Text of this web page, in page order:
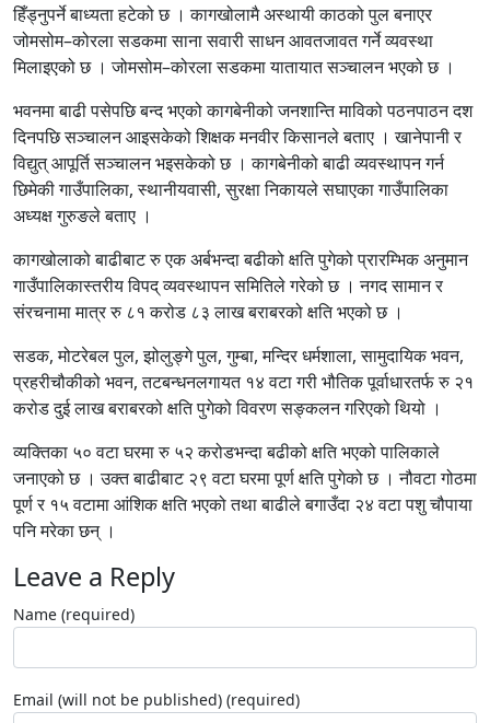
हिँड्नुपर्ने बाध्यता हटेको छ । कागखोलामै अस्थायी काठको पुल बनाएर
जोमसोम–कोरला सडकमा साना सवारी साधन आवतजावत गर्ने व्यवस्था
मिलाइएको छ । जोमसोम–कोरला सडकमा यातायात सञ्चालन भएको छ ।
भवनमा बाढी पसेपछि बन्द भएको कागबेनीको जनशान्ति माविको पठनपाठन दश
दिनपछि सञ्चालन आइसकेको शिक्षक मनवीर किसानले बताए । खानेपानी र
विद्युत् आपूर्ति सञ्चालन भइसकेको छ । कागबेनीको बाढी व्यवस्थापन गर्न
छिमेकी गाउँपालिका, स्थानीयवासी, सुरक्षा निकायले सघाएका गाउँपालिका
अध्यक्ष गुरुङले बताए ।
कागखोलाको बाढीबाट रु एक अर्बभन्दा बढीको क्षति पुगेको प्रारम्भिक अनुमान
गाउँपालिकास्तरीय विपद् व्यवस्थापन समितिले गरेको छ । नगद सामान र
संरचनामा मात्र रु ८१ करोड ८३ लाख बराबरको क्षति भएको छ ।
सडक, मोटरेबल पुल, झोलुङ्गे पुल, गुम्बा, मन्दिर धर्मशाला, सामुदायिक भवन,
प्रहरीचौकीको भवन, तटबन्धनलगायत १४ वटा गरी भौतिक पूर्वाधारतर्फ रु २१
करोड दुई लाख बराबरको क्षति पुगेको विवरण सङ्कलन गरिएको थियो ।
व्यक्तिका ५० वटा घरमा रु ५२ करोडभन्दा बढीको क्षति भएको पालिकाले
जनाएको छ । उक्त बाढीबाट २९ वटा घरमा पूर्ण क्षति पुगेको छ । नौवटा गोठमा
पूर्ण र १५ वटामा आंशिक क्षति भएको तथा बाढीले बगाउँदा २४ वटा पशु चौपाया
पनि मरेका छन् ।
Leave a Reply
Name (required)
Email (will not be published) (required)